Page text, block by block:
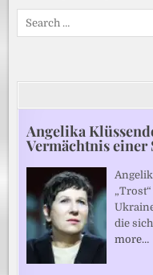
Angelika
Vermächtnis
die
more…